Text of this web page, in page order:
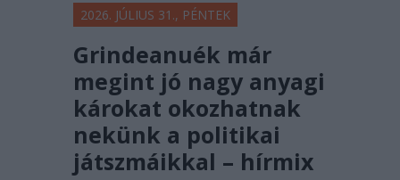
2026. JÚLIUS 31., PÉNTEK
Grindeanuék már
megint jó nagy anyagi
károkat okozhatnak
nekünk a politikai
játszmáikkal – hírmix